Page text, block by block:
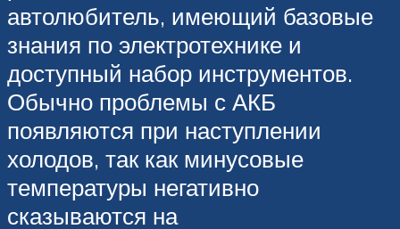
автолюбитель, имеющий базовые
знания по электротехнике и
доступный набор инструментов.
Обычно проблемы с АКБ
появляются при наступлении
холодов, так как минусовые
температуры негативно
сказываются на